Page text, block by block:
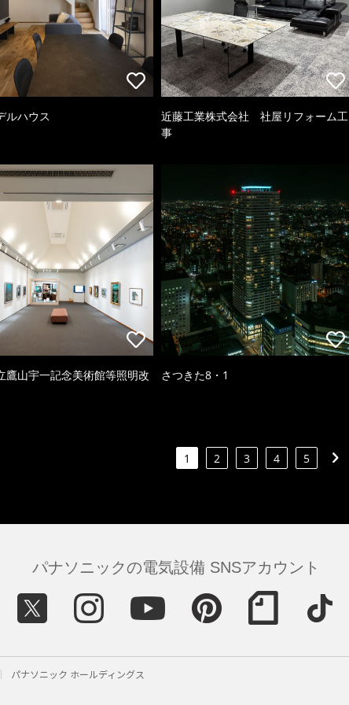
ルハウス
近藤工業株式会社 社屋リフォーム工
事
鷹山宇一記念美術館等照明改 さつきた8・1
1 2 3 4 5
パナソニックの電気設備 SNSアカウント
パナソニック ホールディングス